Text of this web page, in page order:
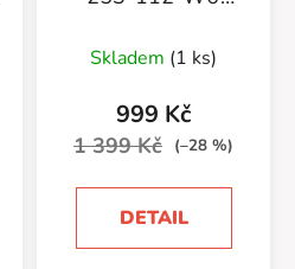
Skladem (1 ks)
999 Kč
1 399 Kč (–28 %)
DETAIL